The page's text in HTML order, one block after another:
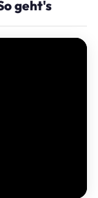
geht's